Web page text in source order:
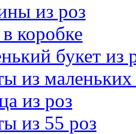
из роз
коробке
букет из
из маленьких
из роз
из 55 роз